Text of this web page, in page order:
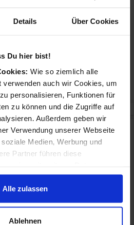
Details Über Cookies
Du hier bist!
Wie so ziemlich alle
verwenden auch wir Cookies, um
personalisieren, Funktionen für
zu können und die Zugriffe auf
Außerdem geben wir
Verwendung unserer Webseite
Medien, Werbung und
Partner führen diese
bereitgestellt hast oder die sie
der Dienste gesammelt
Alle zulassen
Ablehnen
Artikel interessierten, sahen
Media King's Bounty II Day One
2 aktuelle Angebote in Neuss